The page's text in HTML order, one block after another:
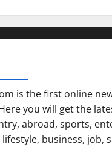
is the first online
you will get the
abroad, sports,
business, job,